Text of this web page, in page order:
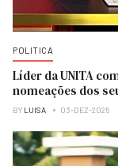
POLITICA
Líder da UNITA
nomeações dos
BY LUISA 03-DEZ-2025